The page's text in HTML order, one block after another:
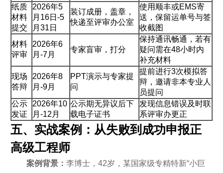
纸质
材料
提交
2026年5
月16日-5
月31日
装订成册，盖章，
快递至评审办公室
使用顺丰或EMS寄
送，保留运单号与签
收截图
材料
评审
2026年6
月-7月
专家盲审，打分
保持通讯畅通，若有
疑问需在48小时内
补充材料
现场
答辩
2026年8
月-9月
PPT演示与专家提
问
提前进行3次模拟答
辩，邀请非本专业人
员提问
公示
发证
2026年10
月-12月
公示期无异议后下
载电子证书
发现信息错误及时联
系评审办更正
五、实战案例：从失败到成功申报正
高级工程师
案例背景： 李博士，42岁，某国家级专精特新“小巨